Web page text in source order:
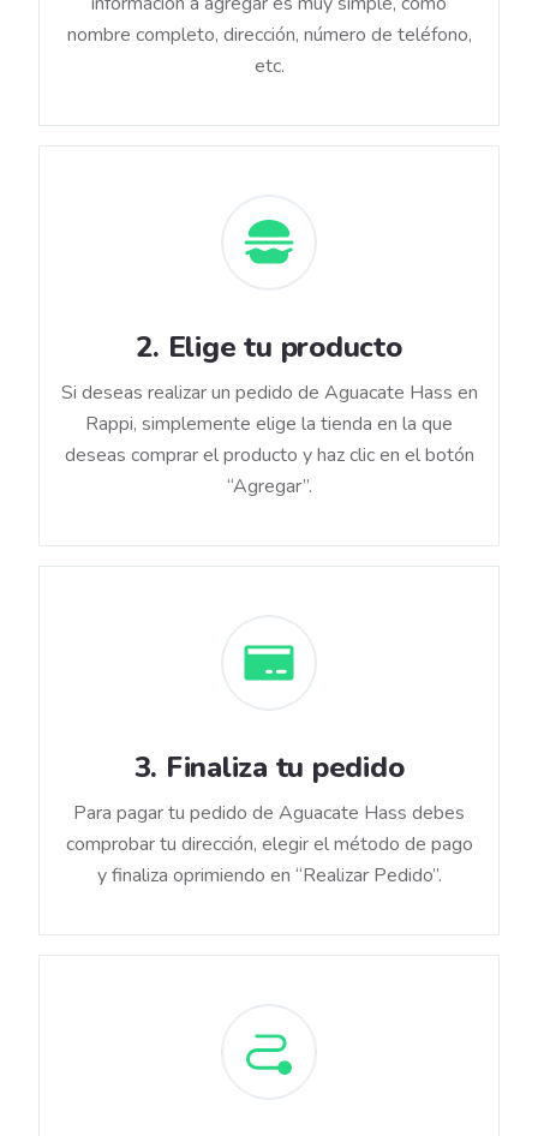
nombre completo, dirección, número de teléfono,
etc.
2. Elige tu producto
Si deseas realizar un pedido de Aguacate Hass en
Rappi, simplemente elige la tienda en la que
deseas comprar el producto y haz clic en el botón
“Agregar”.
3. Finaliza tu pedido
Para pagar tu pedido de Aguacate Hass debes
comprobar tu dirección, elegir el método de pago
y finaliza oprimiendo en “Realizar Pedido”.